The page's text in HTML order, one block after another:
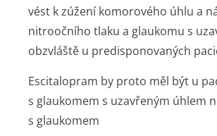
vést k zúžení komorového úhlu a
nitroočního tlaku a glaukomu s
obzvláště u predisponovaných
Escitalopram by proto měl být u
s glaukomem s uzavřeným úhlem
s glaukomem